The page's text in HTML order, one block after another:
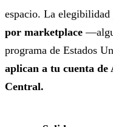
espacio. La
por marketplace
programa de Estados
aplican a tu cuenta de
Central.